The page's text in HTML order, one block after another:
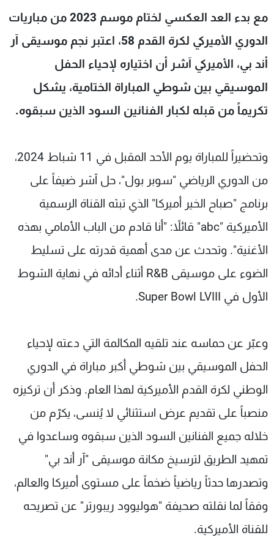
مع بدء العد العكسي لختام موسم 2023 من مباريات
الدوري الأميركي لكرة القدم 58، اعتبر نجم موسيقى آر
أند بي، الأميركي آشر أن اختياره لإحياء الحفل
الموسيقي بين شوطي المباراة الختامية، يشكل
تكريماً من قبله لكبار الفنانين السود الذين سبقوه.
وتحضيراً للمباراة يوم الأحد المقبل في 11 شباط 2024،
من الدوري الرياضي "سوبر بول"، حل آشر ضيفاً على
برنامج "صباح الخير أميركا" الذي تبثه القناة الرسمية
الأميركية "abc" قائلاً: "أنا قادم من الباب الأمامي بهذه
الأغنية". وتحدث عن مدى أهمية قدرته على تسليط
الضوء على موسيقى R&B أثناء أدائه في نهاية الشوط
الأول في Super Bowl LVIII.
وعبّر عن حماسه عند تلقيه المكالمة التي دعته لإحياء
الحفل الموسيقي بين شوطي أكبر مباراة في الدوري
الوطني لكرة القدم الأميركية لهذا العام. وذكر أن تركيزه
منصباً على تقديم عرض استثنائي لا يُنسى، يكرّم من
خلاله جميع الفنانين السود الذين سبقوه وساعدوا في
تمهيد الطريق لترسيخ مكانة موسيقى "آر أند بي"
وتصدرها حدثاً رياضياً ضخماً على مستوى أميركا والعالم،
وفقاً لما نقلته صحيفة "هوليوود ريبورتر" عن تصريحه
للقناة الأميركية.
شاهد البرامج
عن MTV
الإنـتـاج
لاعلاناتكم
وظائف
تواصل معنا
شروط الإسـتخدام
سياسة الخصوصية